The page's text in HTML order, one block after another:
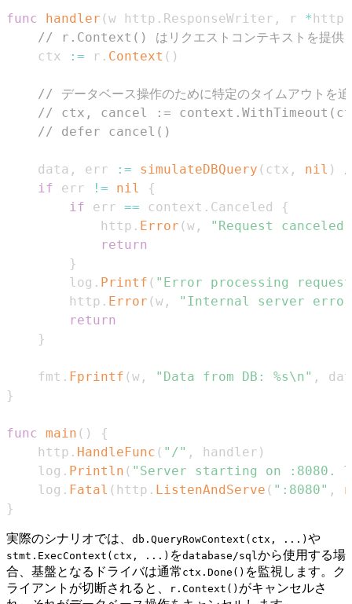
func handler (w http . ResponseWriter , r *http
// r.Context() はリクエストコンテキストを提供し
	ctx
:= r . Context ( )
// データベース操作のために特定のタイムアウトを
// ctx, cancel :=
// defer cancel()
	data
, err := simulateDBQuery ( ctx , nil )
if err != nil
{
if err == context . Canceled
{
			http
. Error (w ,
"Request canceled"
return
}
		log
. Printf ( "Error processing
		http
. Error (w ,
"Internal server
return
}
	fmt
. Fprintf (w , "Data from DB: %s\n" ,
}
func main ( )
{
	http
. HandleFunc ( "/" , handler )
	log
. Println ( "Server starting on :8080.
	log
. Fatal ( http . ListenAndServe ( ":8080" ,
}
実際のシナリオでは、 db.QueryRowContext(ctx, ...) や
stmt.ExecContext(ctx, ...) をdatabase/sqlから使用する場
合、基盤となるドライバは通常 ctx.Done() を監視します。ク
ライアントが切断されると、
r.Context() がキャンセルさ